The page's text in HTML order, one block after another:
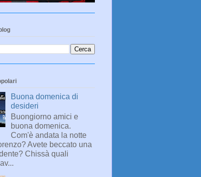
Buona domenica di
desideri
Buongiorno amici e
buona domenica.
Com'è andata la notte
Avete beccato una
Chissà quali